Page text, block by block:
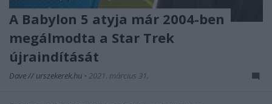
A Babylon 5 atyja már 2004-ben
megálmodta a Star Trek
újraindítását
Dave // urszekerek.hu • 2021. március 31.